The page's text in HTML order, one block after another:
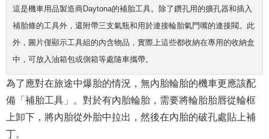
這是機車用品製造商Daytona的補胎工具。除了鑽孔用的擴孔器和插入
補胎條的工具外，還附帶三支氣瓶和用於連接輪胎氣門嘴的連接閥。此
外，圖片僅顯示工具組的內含物品，實際上這些都收納在專用的收納盒
中，可放入油箱包或側箱等處隨車攜帶。
為了應對在旅途中爆胎的情況，無內胎輪胎的機車更應該配
備「補胎工具」。對於有內胎輪胎，需要將輪胎胎唇從輪框
上卸下，將內胎從外胎中拉出，然後在內胎的破孔處貼上補
丁。